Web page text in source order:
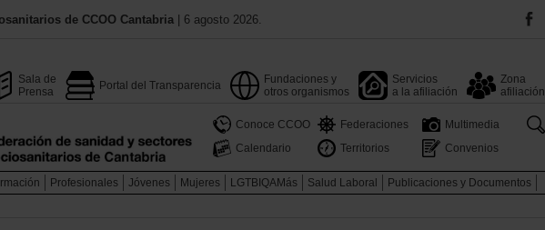
de CCOO Cantabria | 6 agosto 2026.
Sala de
Prensa
Portal del Transparencia
Fundaciones y
otros organismos
Servicios
a la afiliación
Zona
afiliación
Conoce CCOO Federaciones Multimedia
Calendario
Territorios Convenios
Profesionales Jóvenes Mujeres LGTBIQAMás Salud Laboral
Publicaciones y Documentos